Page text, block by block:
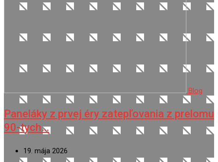
Blog
Paneláky z prvej éry zatepľovania z prelomu
90-tych…
19. mája 2026